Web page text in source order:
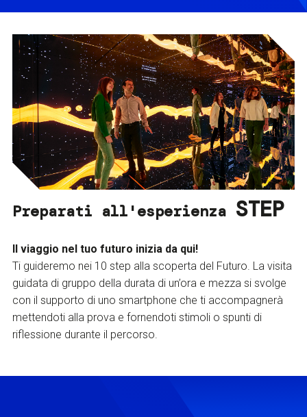
Preparati all'esperienza STEP
Il viaggio nel tuo futuro inizia da qui!
Ti guideremo nei 10 step alla scoperta del Futuro. La visita
guidata di gruppo della durata di un’ora e mezza si svolge
con il supporto di uno smartphone che ti accompagnerà
mettendoti alla prova e fornendoti stimoli o spunti di
riflessione durante il percorso.